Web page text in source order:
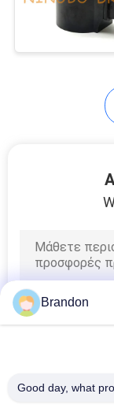
Brandon
Good day, what